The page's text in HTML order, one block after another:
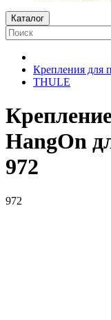
Каталог
Крепления для
THULE
HangOn
972
972